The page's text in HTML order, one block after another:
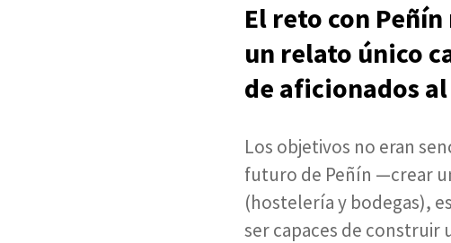
El reto con
un relato único
de aficionados
Los objetivos no eran
futuro de Peñín —crear
(hostelería y bodegas),
ser capaces de construir